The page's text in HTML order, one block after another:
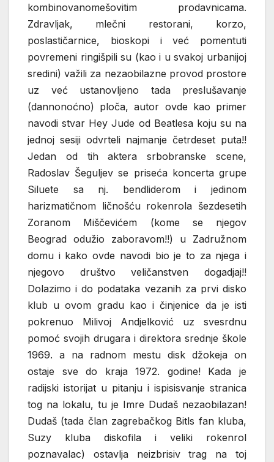
kombinovanomešovitim prodavnicama.
Zdravljak, mlečni restorani, korzo,
poslastičarnice, bioskopi i već pomentuti
povremeni ringišpili su (kao i u svakoj urbanijoj
sredini) važili za nezaobilazne provod prostore
uz već ustanovljeno tada preslušavanje
(dannonoćno) ploča, autor ovde kao primer
navodi stvar Hey Jude od Beatlesa koju su na
jednoj sesiji odvrteli najmanje četrdeset puta!!
Jedan od tih aktera srbobranske scene,
Radoslav Šeguljev se priseća koncerta grupe
Siluete sa nj. bendliderom i jedinom
harizmatičnom ličnošću rokenrola šezdesetih
Zoranom Miščevićem (kome se njegov
Beograd odužio zaboravom!!) u Zadružnom
domu i kako ovde navodi bio je to za njega i
njegovo društvo veličanstven dogadjaj!!
Dolazimo i do podataka vezanih za prvi disko
klub u ovom gradu kao i činjenice da je isti
pokrenuo Milivoj Andjelković uz svesrdnu
pomoć svojih drugara i direktora srednje škole
1969. a na radnom mestu disk džokeja on
ostaje sve do kraja 1972. godine! Kada je
radijski istorijat u pitanju i ispisisvanje stranica
tog na lokalu, tu je Imre Dudaš nezaobilazan!
Dudaš (tada član zagrebačkog Bitls fan kluba,
Suzy kluba diskofila i veliki rokenrol
poznavalac) ostavlja neizbrisiv trag na toj